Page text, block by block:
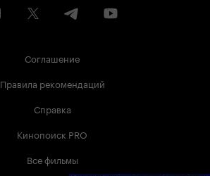
Соглашение
Правила рекомендаций
Справка
Кинопоиск PRO
Все фильмы